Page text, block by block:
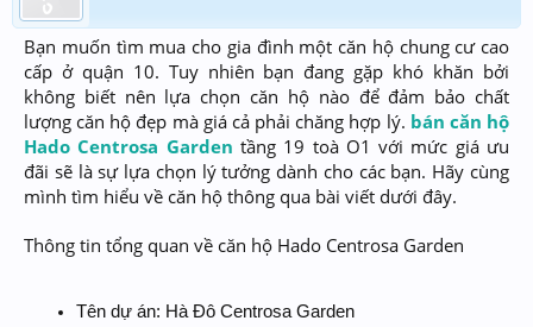
Bạn muốn tìm mua cho gia đình một căn hộ chung cư cao
cấp ở quận 10. Tuy nhiên bạn đang gặp khó khăn bởi
không biết nên lựa chọn căn hộ nào để đảm bảo chất
lượng căn hộ đẹp mà giá cả phải chăng hợp lý. bán căn hộ
Hado Centrosa Garden tầng 19 toà O1 với mức giá ưu
đãi sẽ là sự lựa chọn lý tưởng dành cho các bạn. Hãy cùng
mình tìm hiểu về căn hộ thông qua bài viết dưới đây.
Thông tin tổng quan về căn hộ Hado Centrosa Garden
Tên dự án: Hà Đô Centrosa Garden